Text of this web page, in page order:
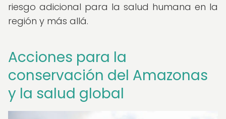
riesgo adicional para la salud humana en la
región y más allá.
Acciones para la
conservación del Amazonas
y la salud global